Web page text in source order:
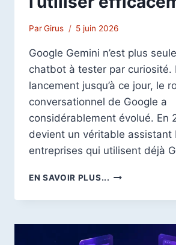
ParGirus 5 juin 2026
Google Gemini n’est plus
chatbot à tester par curiosité.
lancement jusqu’à ce jour, le
conversationnel de Google a
considérablement évolué. En
devient un véritable assistant
entreprises qui utilisent déjà
EN SAVOIR PLUS... GOOGLE
EN
:
LE